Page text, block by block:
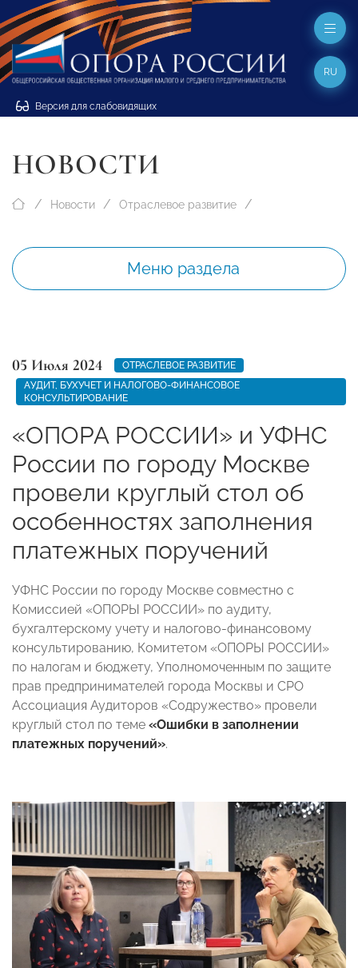
Версия для слабовидящих
RU
НОВОСТИ
Новости Отраслевое развитие
Меню раздела
05 Июля 2024
ОТРАСЛЕВОЕ РАЗВИТИЕ
АУДИТ, БУХУЧЕТ И НАЛОГОВО-ФИНАНСОВОЕ
КОНСУЛЬТИРОВАНИЕ
«ОПОРА РОССИИ» и УФНС
России по городу Москве
провели круглый стол об
особенностях заполнения
платежных поручений
УФНС России по городу Москве совместно с
Комиссией «ОПОРЫ РОССИИ» по аудиту,
бухгалтерскому учету и налогово-финансовому
консультированию, Комитетом «ОПОРЫ РОССИИ»
по налогам и бюджету, Уполномоченным по защите
прав предпринимателей города Москвы и СРО
Ассоциация Аудиторов «Содружество» провели
круглый стол по теме «Ошибки в заполнении
платежных поручений».